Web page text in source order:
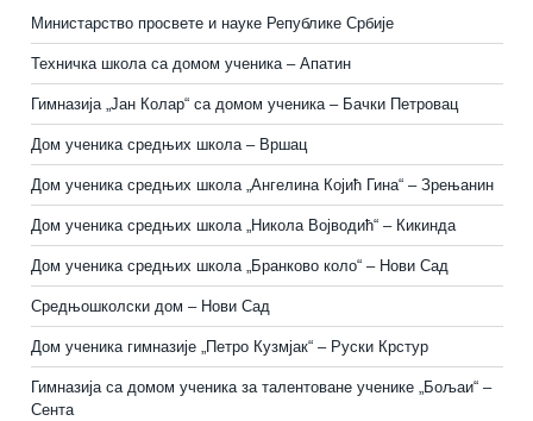
Министарство просвете и науке Републике Србије
Техничка школа са домом ученика – Апатин
Гимназија „Јан Колар“ са домом ученика – Бачки Петровац
Дом ученика средњих школа – Вршац
Дом ученика средњих школа „Ангелина Којић Гина“ – Зрењанин
Дом ученика средњих школа „Никола Војводић“ – Кикинда
Дом ученика средњих школа „Бранково коло“ – Нови Сад
Средњошколски дом – Нови Сад
Дом ученика гимназије „Петро Кузмјак“ – Руски Крстур
Гимназија са домом ученика за талентоване ученике „Бољаи“ –
Сента